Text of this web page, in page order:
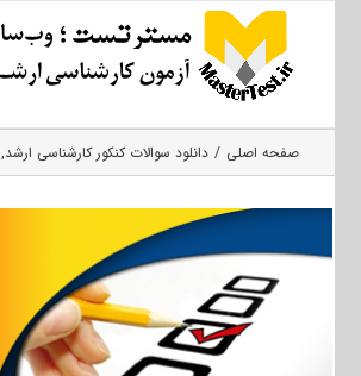
صفحه اصلی دانلود سوالات کنکور کارشناسی ارشد